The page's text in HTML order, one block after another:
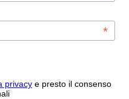
*
privacye presto il consenso